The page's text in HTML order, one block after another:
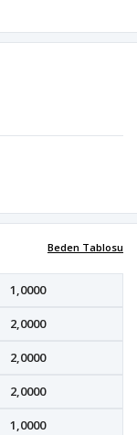
Beden Tablosu
1,0000
2,0000
2,0000
2,0000
1,0000